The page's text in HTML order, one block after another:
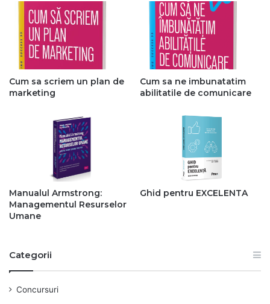
Cum sa scriem un plan de
marketing
Cum sa ne imbunatatim
abilitatile de comunicare
Manualul Armstrong:
Managementul Resurselor
Umane
Ghid pentru EXCELENTA
Categorii
Concursuri